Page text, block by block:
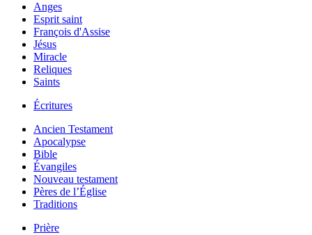
Anges
Esprit saint
François d'Assise
Jésus
Miracle
Reliques
Saints
Écritures
Ancien Testament
Apocalypse
Bible
Évangiles
Nouveau testament
Pères de l’Église
Traditions
Prière